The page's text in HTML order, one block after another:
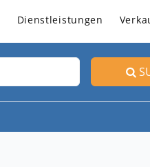
Dienstleistungen